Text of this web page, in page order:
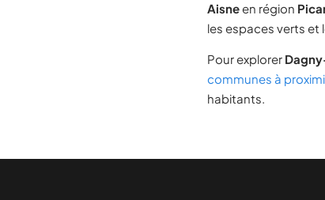
Aisneen région
les espaces verts et
Pour explorer
communes à
habitants.